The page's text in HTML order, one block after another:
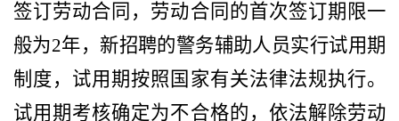
签订劳动合同，劳动合同的首次签订期限一
般为2年，新招聘的警务辅助人员实行试用期
制度，试用期按照国家有关法律法规执行。
试用期考核确定为不合格的，依法解除劳动